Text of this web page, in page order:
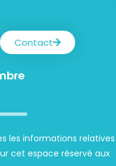
Contact
les informations
cet espace réservé aux